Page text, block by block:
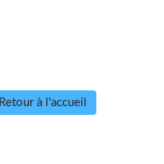
Retour à l'accueil